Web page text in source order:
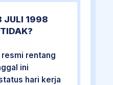
JULI 1998
rentang
ini
hari kerja